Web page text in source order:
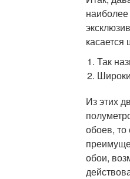
Так
Из этих
обоев,
обои,